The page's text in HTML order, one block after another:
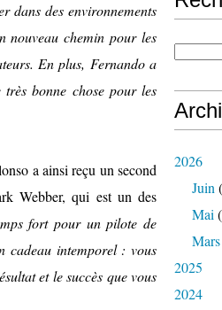
dans des environnements
nouveau chemin pour les
En plus, Fernando a
bonne chose pour les
a ainsi reçu un second
Webber, qui est un des
fort pour un pilote de
cadeau intemporel : vous
et le succès que vous
2026
Juin
Mai
Mars
2025
2024